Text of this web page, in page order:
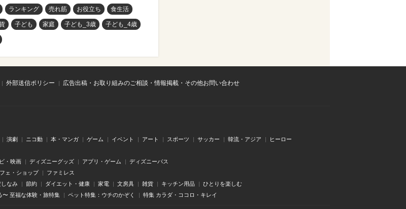
ランキング 売れ筋 お役立ち 食生活
子ども 家庭 子ども_3歳 子ども_4歳
外部送信ポリシー
広告出稿・お取り組みのご相談・情報掲載・その他お問い合わせ
演劇 ニコ動 本・マンガ ゲーム イベント アート スポーツ サッカー 韓流・アジア ヒーロー
・映画 ディズニーグッズ アプリ・ゲーム ディズニーパス
ェ・ショップ ファミレス
しなみ 節約 ダイエット・健康 家電 文房具 雑貨 キッチン用品 ひとりを楽しむ
〜 至福な体験・旅特集 ペット特集：ウチのかぞく 特集 カラダ・ココロ・キレイ